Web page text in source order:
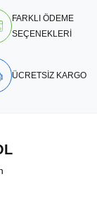
FARKLI ÖDEME
SEÇENEKLERİ
ÜCRETSİZ KARGO